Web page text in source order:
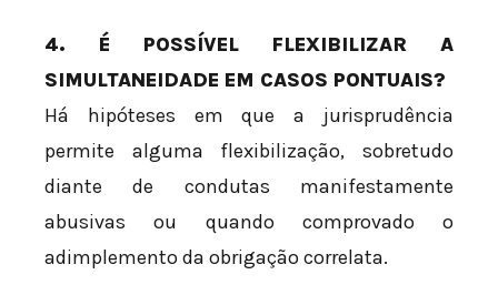
4. É POSSÍVEL FLEXIBILIZAR A
SIMULTANEIDADE EM CASOS PONTUAIS?
Há hipóteses em que a jurisprudência
permite alguma flexibilização, sobretudo
diante de condutas manifestamente
abusivas ou quando comprovado o
adimplemento da obrigação correlata.